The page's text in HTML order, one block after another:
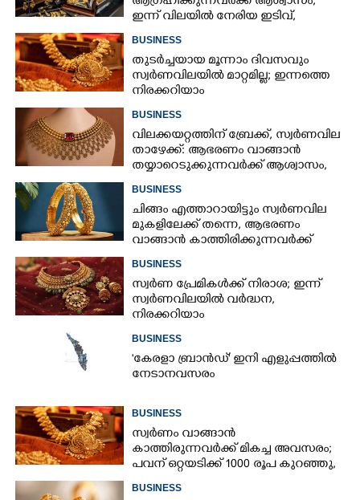
ഇന്ന് വിലയിൽ നേരിയ ഇടിവ്,
BUSINESS
തുടർച്ചയായ മൂന്നാം ദിവസവും
സ്വർണവിലയിൽ മാറ്റമില്ല; ഇന്നത്തെ
നിരക്കറിയാം
BUSINESS
വിലക്കയറ്റത്തിന് ബ്രേക്ക്, സ്വർണവില
താഴേക്ക്: ആഭരണം വാങ്ങാൻ
തയ്യാറെടുക്കുന്നവർക്ക് ആശ്വാസം,
BUSINESS
ചിങ്ങം എത്താറായിട്ടും സ്വർണവില
മുകളിലേക്ക് തന്നെ,​ ആഭരണം
വാങ്ങാൻ കാത്തിരിക്കുന്നവർക്ക്
BUSINESS
സ്വർണ പ്രേമികൾക്ക് നിരാശ; ഇന്ന്
സ്വർണവിലയിൽ വർദ്ധന,
നിരക്കറിയാം
BUSINESS
"കേരളാ ബ്രാൻഡ്" ഇനി എളുപ്പത്തിൽ
നേടാനവസരം
BUSINESS
സ്വർണം വാങ്ങാൻ
കാത്തിരുന്നവർക്ക് മികച്ച അവസരം;
പവന് ഒറ്റയടിക്ക് 1000 രൂപ കുറഞ്ഞു,
BUSINESS